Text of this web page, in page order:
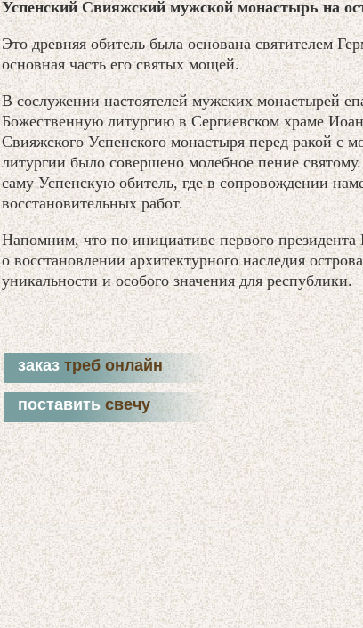
Успенский Свияжский мужской монастырь на
Это древняя обитель была основана святителем
основная часть его святых мощей.
В сослужении настоятелей мужских монастырей
Божественную литургию в Сергиевском храме
Свияжского Успенского монастыря перед ракой с
литургии было совершено молебное пение
саму Успенскую обитель, где в сопровождении
восстановительных работ.
Напомним, что по инициативе первого
о восстановлении архитектурного наследия
уникальности и особого значения для республики.
заказ треб онлайн
поставить свечу